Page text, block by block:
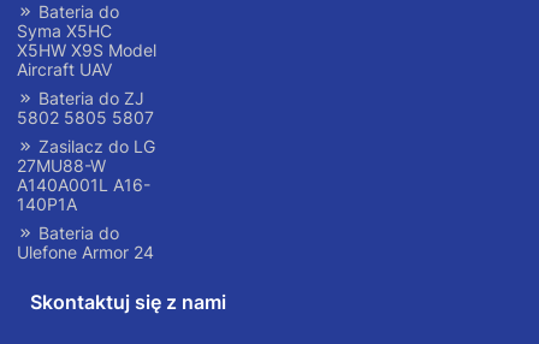
Bateria do
Syma X5HC
X5HW X9S Model
Aircraft UAV
Bateria do ZJ
5802 5805 5807
Zasilacz do LG
27MU88-W
A140A001L A16-
140P1A
Bateria do
Ulefone Armor 24
Skontaktuj się z nami